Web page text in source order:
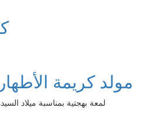
مولد كريمة
لمعة بهجتية بمناسبة ميلاد